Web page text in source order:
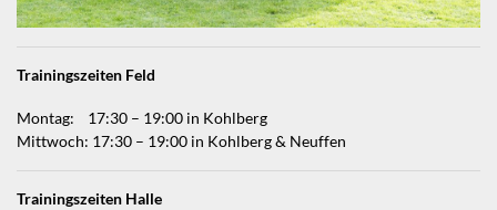
Trainingszeiten Feld
Montag: 17:30 – 19:00 in Kohlberg
Mittwoch: 17:30 – 19:00 in Kohlberg & Neuffen
Trainingszeiten Halle